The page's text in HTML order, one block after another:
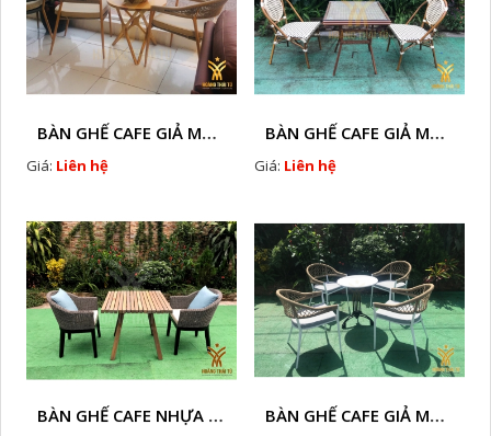
BÀN GHẾ CAFE GIẢ MÂY HTT - L128A
Giá: Liên hệ
BÀN GHẾ CAFE GIẢ MÂY HTT - LS132
Giá: Liên hệ
BÀN GHẾ CAFE NHỰA GIÃ MÂY HTT - L32 BÀN GHẾ CAFE GIẢ MÂY HTT - L128